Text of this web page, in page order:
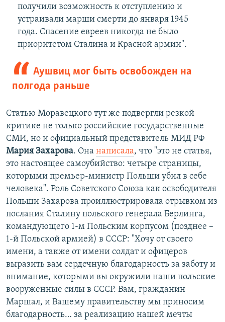
получили возможность к отступлению и
устраивали марши смерти до января 1945
года. Спасение евреев никогда не было
приоритетом Сталина и Красной армии".
Аушвиц мог быть освобожден на
полгода раньше
Статью Моравецкого тут же подвергли резкой
критике не только российские государственные
СМИ, но и официальный представитель МИД РФ
Мария Захарова. Она написала, что "это не статья,
это настоящее самоубийство: четыре страницы,
которыми премьер-министр Польши убил в себе
человека". Роль Советского Союза как освободителя
Польши Захарова проиллюстрировала отрывком из
послания Сталину польского генерала Берлинга,
командующего 1-м Польским корпусом (позднее –
1-й Польской армией) в СССР: "Хочу от своего
имени, а также от имени солдат и офицеров
выразить вам сердечную благодарность за заботу и
внимание, которыми вы окружили наши польские
вооруженные силы в СССР. Вам, гражданин
Маршал, и Вашему правительству мы приносим
благодарность… за реализацию нашей мечты